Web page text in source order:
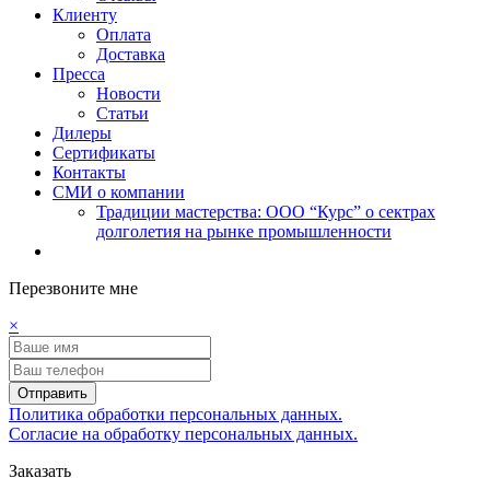
Клиенту
Оплата
Доставка
Пресса
Новости
Статьи
Дилеры
Сертификаты
Контакты
СМИ о компании
Традиции мастерства: ООО “Курс” о сектрах
долголетия на рынке промышленности
Перезвоните мне
×
Отправить
Политика обработки персональных данных.
Согласие на обработку персональных данных.
Заказать